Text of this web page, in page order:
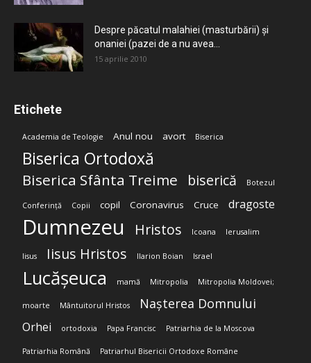
Despre păcatul malahiei (masturbării) şi
onaniei (pazei de a nu avea...
15 aprilie 2010
Etichete
Academia de Teologie Anul nou avort Biserica
Biserica Ortodoxă
Biserica Sfânta Treime biserică Botezul
Conferință Copii copil Coronavirus Cruce dragoste
Dumnezeu Hristos Icoana Ierusalim
Iisus Iisus Hristos Ilarion Boian Israel
Lucășeuca mamă Mitropolia Mitropolia Moldovei;
moarte Mântuitorul Hristos Nașterea Domnului
Orhei ortodoxia Papa Francisc Patriarhia de la Moscova
Patriarhia Română Patriarhul Bisericii Ortodoxe Române